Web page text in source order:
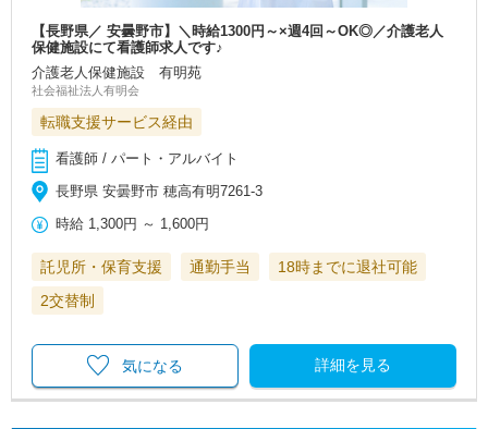
【長野県／ 安曇野市】＼時給1300円～×週4回～OK◎／介護老人
保健施設にて看護師求人です♪
介護老人保健施設 有明苑
社会福祉法人有明会
転職支援サービス経由
看護師 / パート・アルバイト
長野県 安曇野市 穂高有明7261-3
時給 1,300円 ～ 1,600円
託児所・保育支援 通勤手当
18時までに退社可能
2交替制
詳細を見る
気になる